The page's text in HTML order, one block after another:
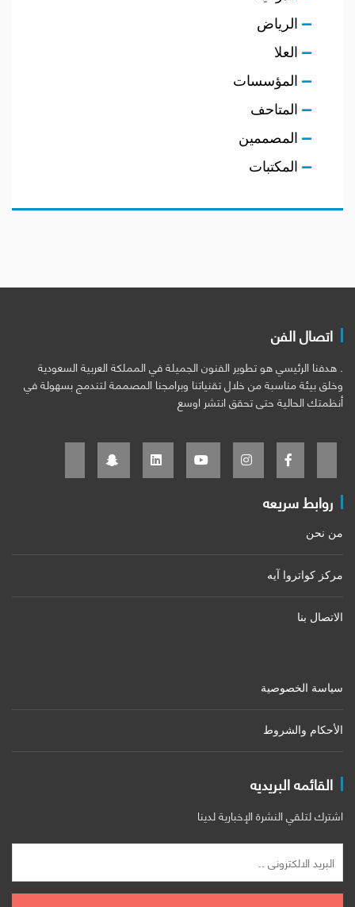
اتصال الفن
. هدفنا الرئيسي هو تطوير الفنون الجميلة في المملكة العربية السعودية
وخلق بيئة مناسبة من خلال تقنياتنا وبرامجنا المصممة لتندمج بسهولة في
أنظمتك الحالية حتى تحقق انتشر اوسع
روابط سريعه
من نحن
مركز كواتروا آيه
الاتصال بنا
سياسة الخصوصية
الأحكام والشروط
القائمه البريديه
اشترك لتلقي النشرة الإخبارية لدينا